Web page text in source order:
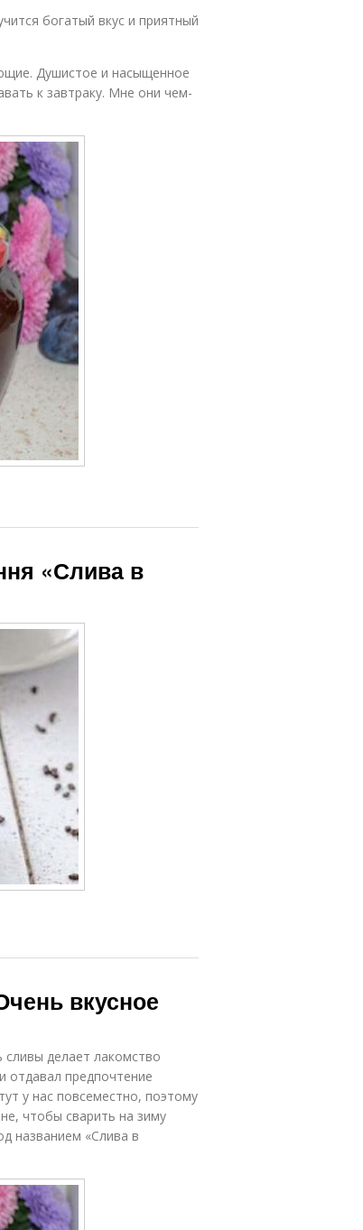
богатый вкус и приятный
Душистое и насыщенное
к завтраку. Мне они чем-
«Слива в
вкусное
делает лакомство
отдавал предпочтение
у нас повсеместно, поэтому
чтобы сварить на зиму
названием «Слива в